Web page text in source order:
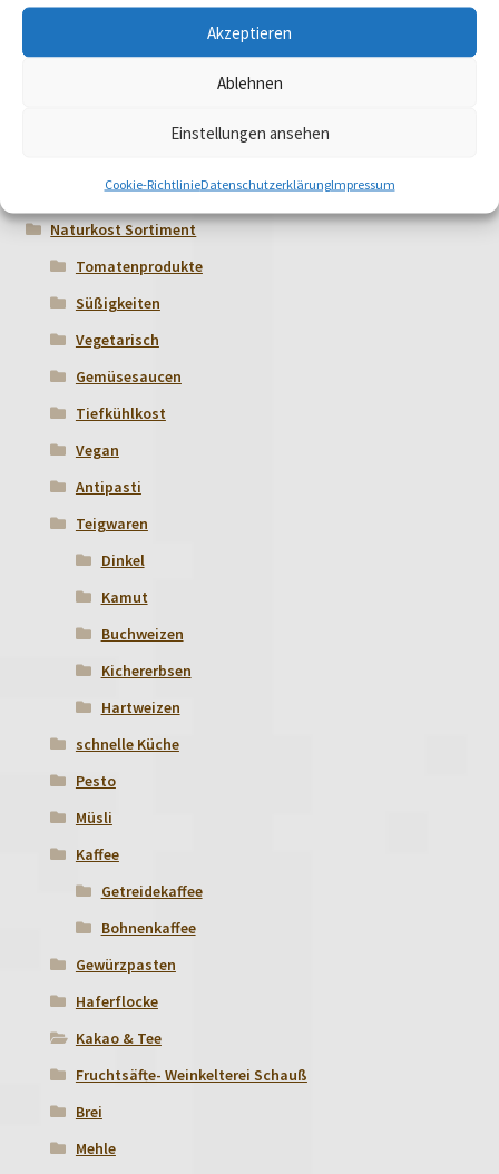
Akzeptieren
Ablehnen
Einstellungen ansehen
Cookie-RichtlinieDatenschutzerklärungImpressum
Naturkost Sortiment
Tomatenprodukte
Süßigkeiten
Vegetarisch
Gemüsesaucen
Tiefkühlkost
Vegan
Antipasti
Teigwaren
Dinkel
Kamut
Buchweizen
Kichererbsen
Hartweizen
schnelle Küche
Pesto
Müsli
Kaffee
Getreidekaffee
Bohnenkaffee
Gewürzpasten
Haferflocke
Kakao & Tee
Fruchtsäfte- Weinkelterei Schauß
Brei
Mehle